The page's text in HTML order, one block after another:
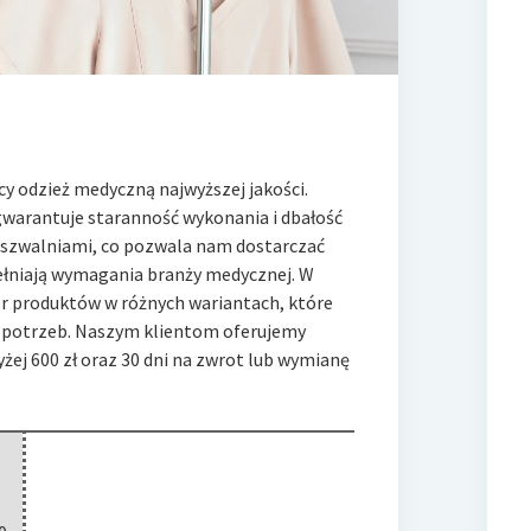
medyczną najwyższej jakości.
staranność wykonania i dbałość
co pozwala nam dostarczać
wymagania branży medycznej. W
produktów w różnych wariantach, które
Naszym klientom oferujemy
600 zł oraz 30 dni na zwrot lub wymianę